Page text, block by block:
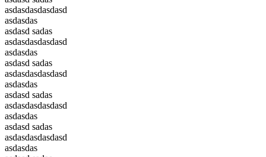
asdasdasdasdasd
asdasdas
asdasd sadas
asdasdasdasdasd
asdasdas
asdasd sadas
asdasdasdasdasd
asdasdas
asdasd sadas
asdasdasdasdasd
asdasdas
asdasd sadas
asdasdasdasdasd
asdasdas